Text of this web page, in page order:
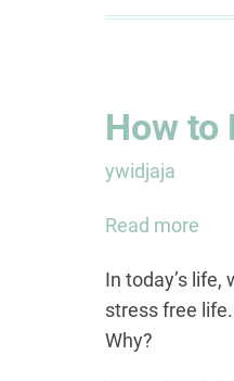
How to
ywidjaja
Read more
to
Free
In today’s
stress free
Why?